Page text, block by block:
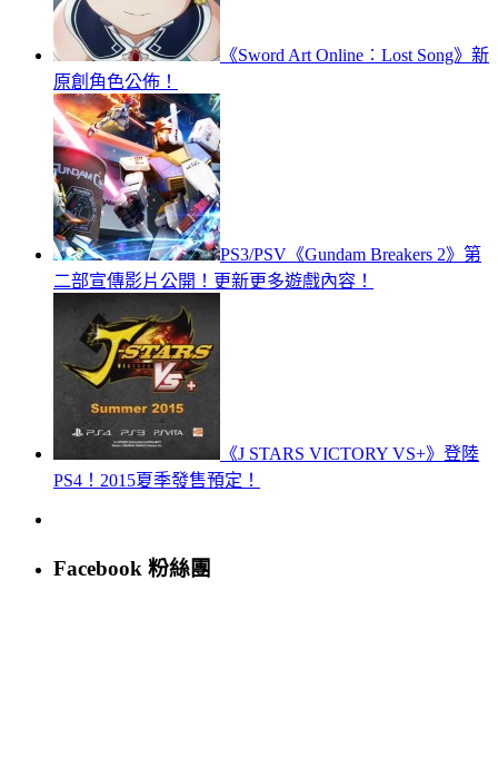
《Sword Art Online︰Lost Song》新
原創角色公佈！
PS3/PSV《Gundam Breakers 2》第
二部宣傳影片公開！更新更多遊戲內容！
《J STARS VICTORY VS+》登陸
PS4！2015夏季發售預定！
Facebook 粉絲團